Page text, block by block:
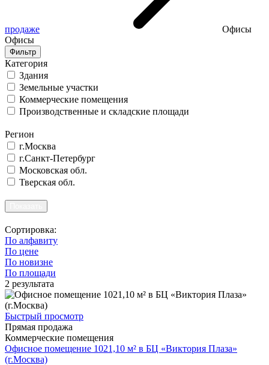
продаже
Офисы
Офисы
Фильтр
Категория
Здания
Земельные участки
Коммерческие помещения
Производственные и складские площади
Регион
г.Москва
г.Санкт-Петербург
Московская обл.
Тверская обл.
Сортировка:
По алфавиту
По цене
По новизне
По площади
2 результата
Быстрый просмотр
Прямая продажа
Коммерческие помещения
Офисное помещение 1021,10 м² в БЦ «Виктория Плаза»
(г.Москва)